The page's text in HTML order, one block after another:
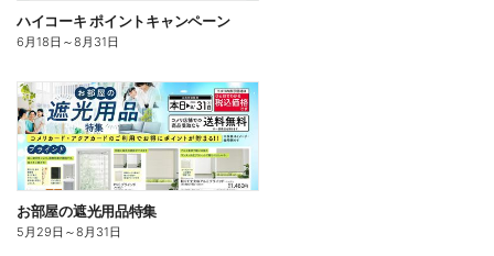
ハイコーキ ポイントキャンペーン
6月18日 ～8月31日
お部屋の遮光用品特集
5月29日 ～8月31日